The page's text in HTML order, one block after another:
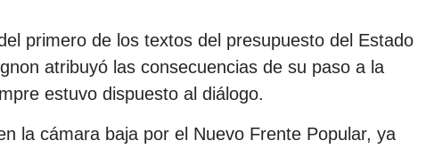
primero de los textos del presupuesto del Estado
atribuyó las consecuencias de su paso a la
estuvo dispuesto al diálogo.
la cámara baja por el Nuevo Frente Popular, ya